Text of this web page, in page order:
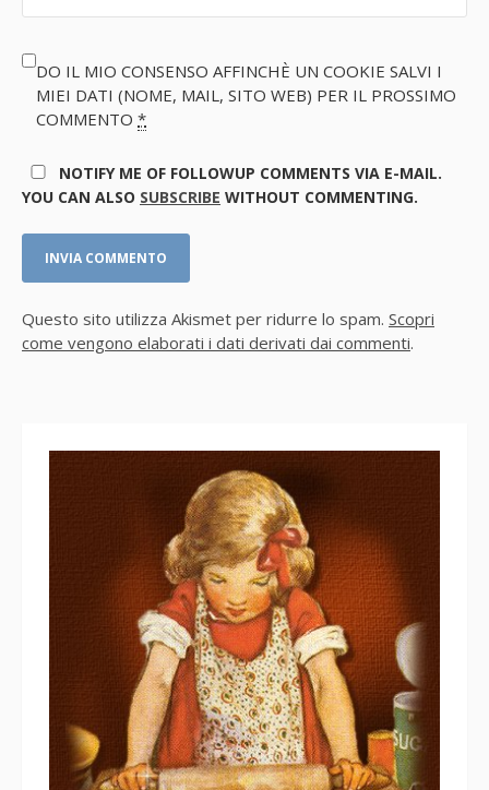
DO IL MIO CONSENSO AFFINCHÈ UN COOKIE SALVI I
MIEI DATI (NOME, MAIL, SITO WEB) PER IL PROSSIMO
COMMENTO *
NOTIFY ME OF FOLLOWUP COMMENTS VIA E-MAIL.
YOU CAN ALSO SUBSCRIBE WITHOUT COMMENTING.
Questo sito utilizza Akismet per ridurre lo spam. Scopri
come vengono elaborati i dati derivati dai commenti.